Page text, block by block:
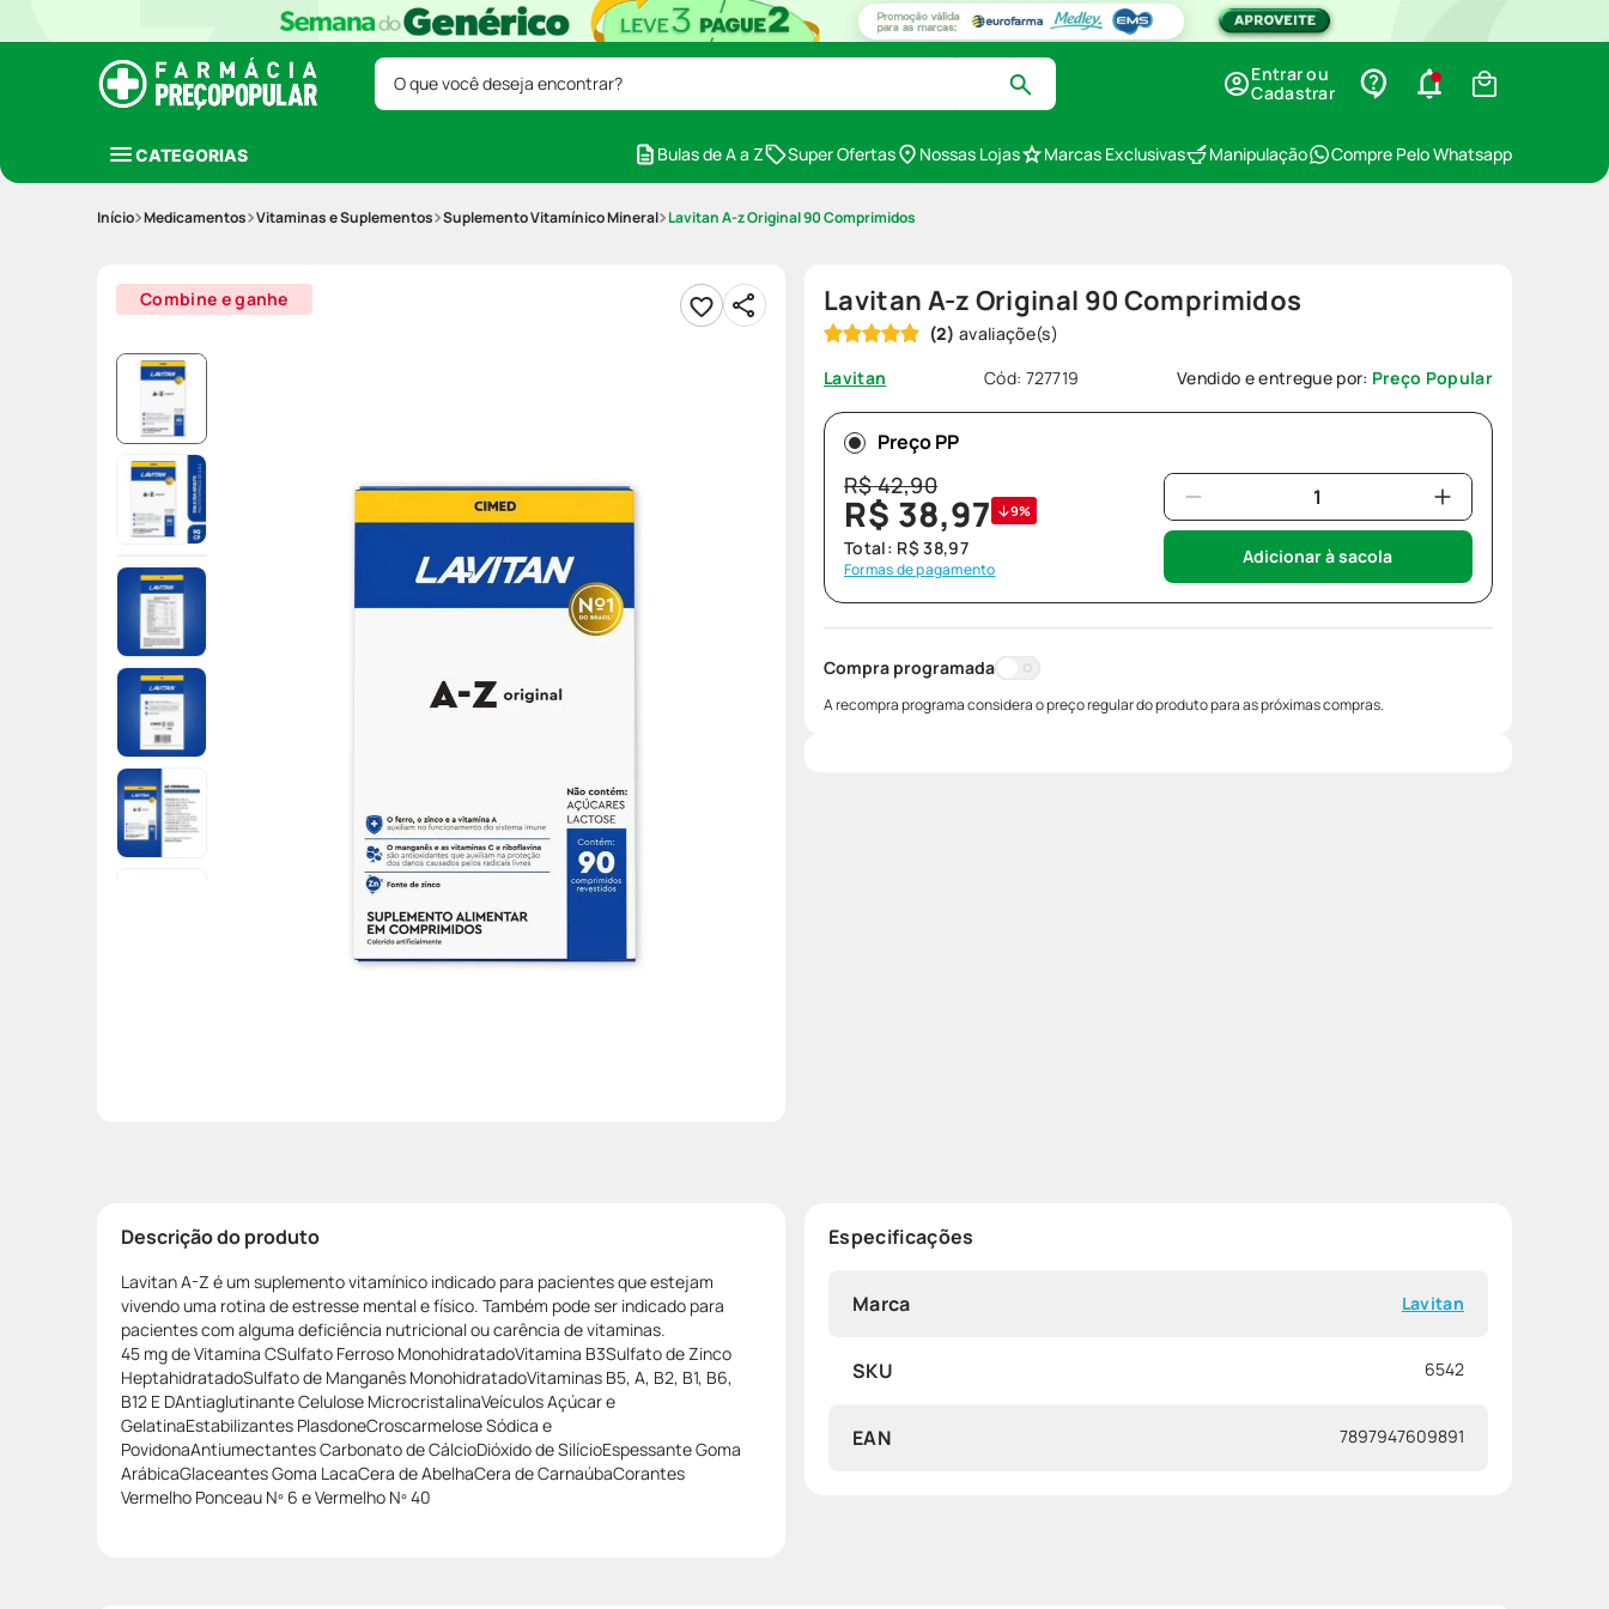
O que você deseja encontrar?
Entrar ou
Cadastrar
CATEGORIAS Bulas de A a Z Super Ofertas Nossas Lojas Marcas Exclusivas Manipulação Compre Pelo Whatsapp
Medicamentos Vitaminas e Suplementos Suplemento Vitamínico Mineral Lavitan A-z Original 90 Comprimidos
Combine e ganhe Lavitan A-z Original 90 Comprimidos
(2)
Lavitan
Cód: 727719 Vendido e entregue por: Preço Popular
Preço PP
R$42,90
R$ 38,97 9%
Total: R$ 38,97
Formas de pagamento
Adicionar à sacola
Compra programada
A recompra programa considera o preço regular do produto para as próximas compras.
Descrição do produto
Lavitan A-Z é um suplemento vitamínico indicado para pacientes que estejam
vivendo uma rotina de estresse mental e físico. Também pode ser indicado para
pacientes com alguma deficiência nutricional ou carência de vitaminas.
45 mg de Vitamina CSulfato Ferroso MonohidratadoVitamina B3Sulfato de Zinco
HeptahidratadoSulfato de Manganês MonohidratadoVitaminas B5, A, B2, B1, B6,
B12 E DAntiaglutinante Celulose MicrocristalinaVeículos Açúcar e
GelatinaEstabilizantes PlasdoneCroscarmelose Sódica e
PovidonaAntiumectantes Carbonato de CálcioDióxido de SilícioEspessante Goma
ArábicaGlaceantes Goma LacaCera de AbelhaCera de CarnaúbaCorantes
Vermelho Ponceau Nº 6 e Vermelho Nº 40
Especificações
Marca Lavitan
SKU 6542
EAN 7897947609891